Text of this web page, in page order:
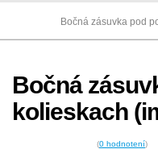
Bočná zásuvka pod
Bočná
kolieskach
(0 hodnotení)